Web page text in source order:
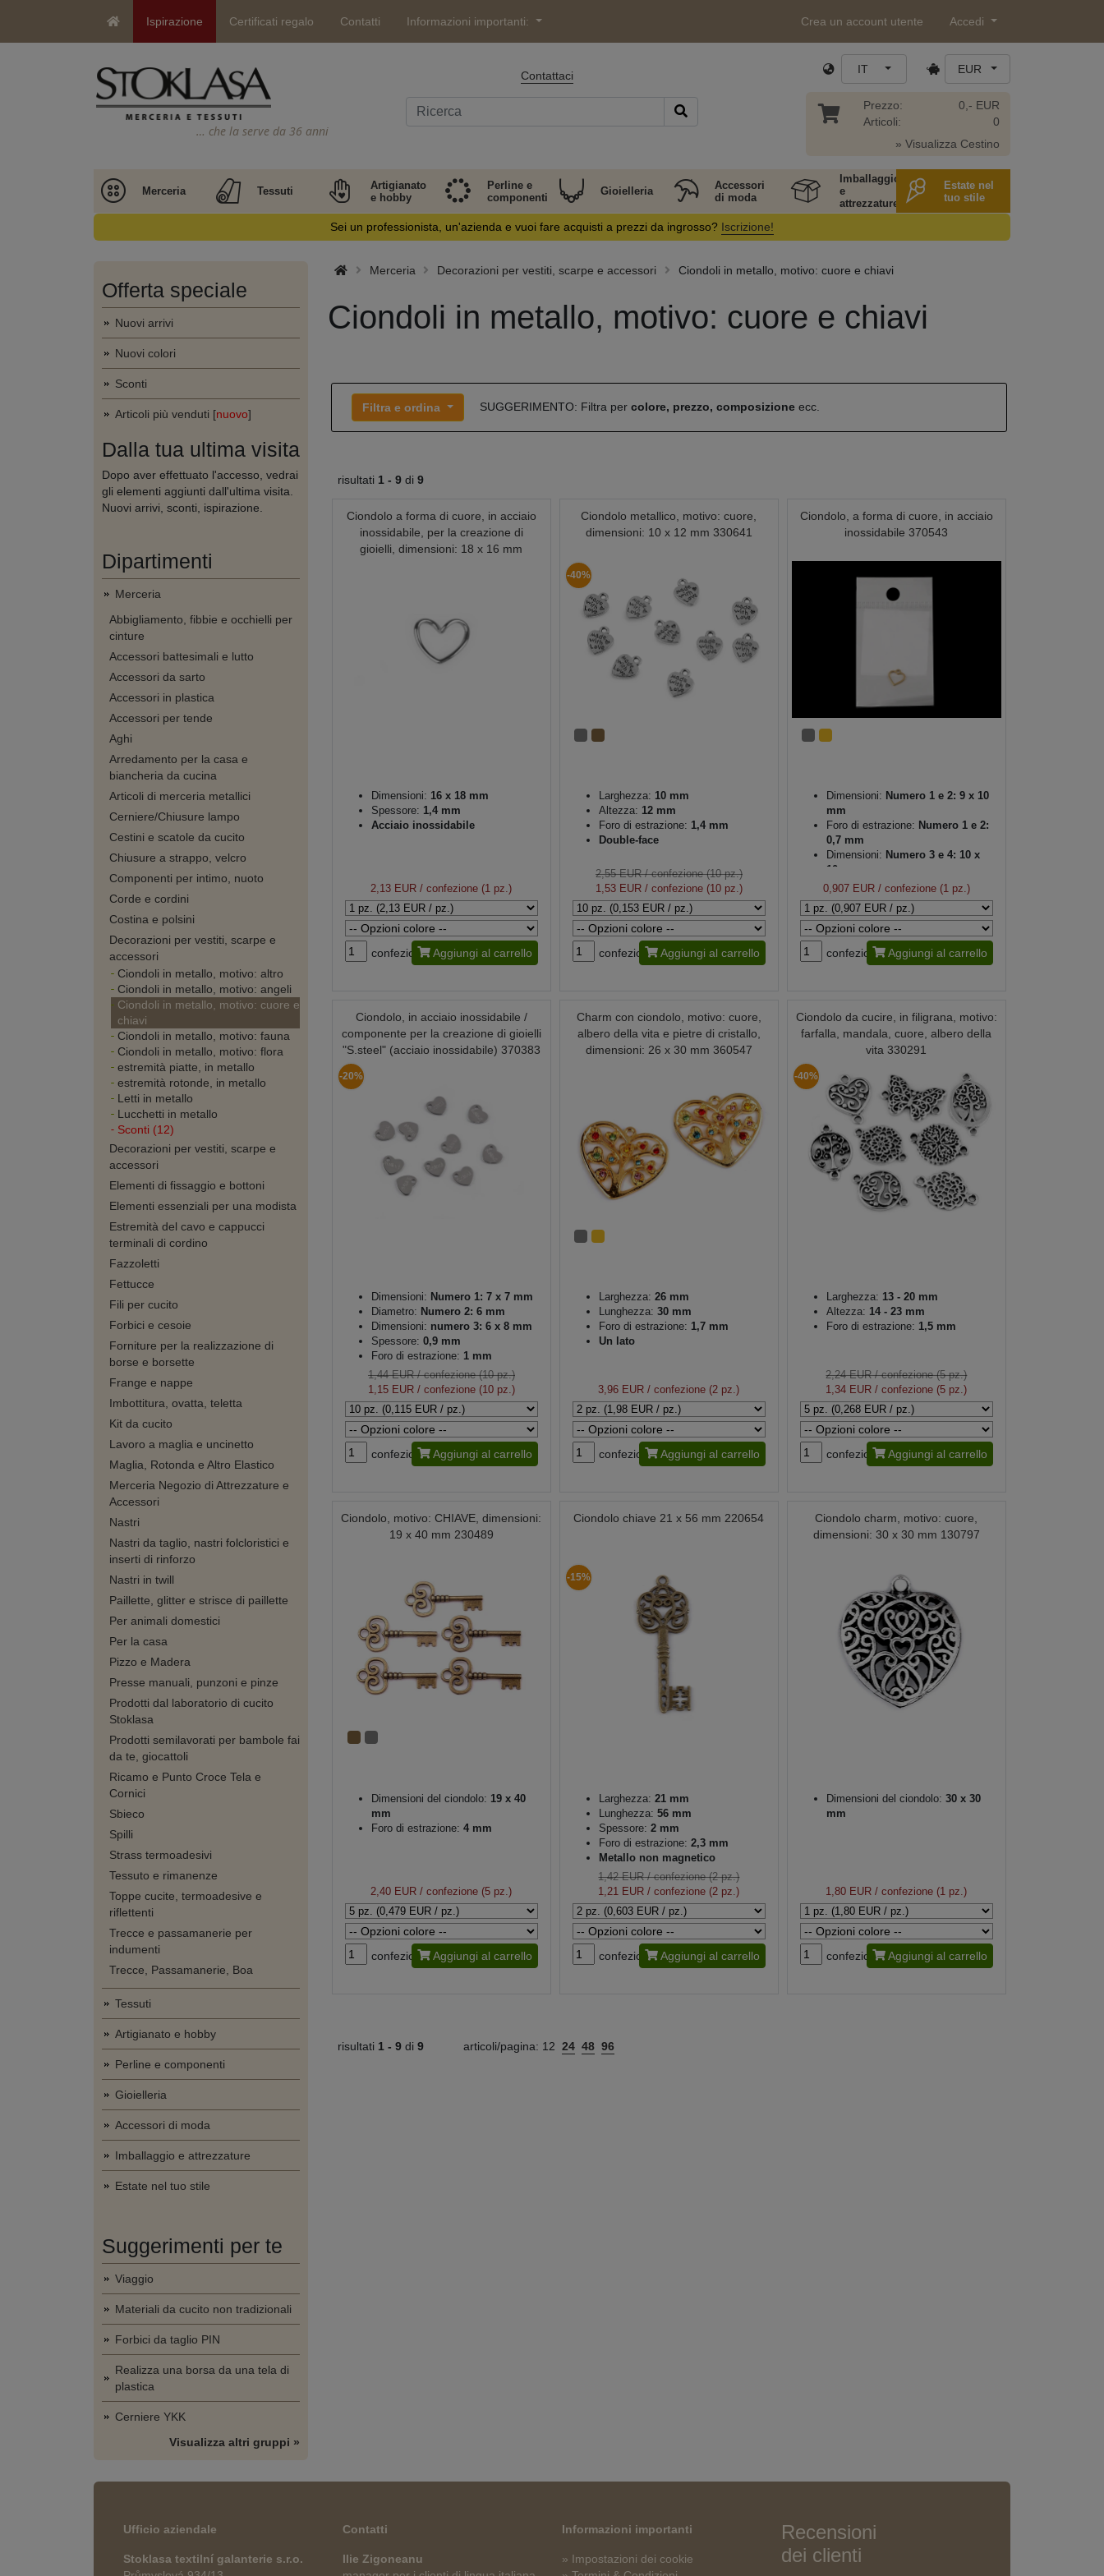
Ispirazione Certificati regalo Contatti Informazioni importanti: Crea un account utente Accedi
… che la serve da 36 anni
Contattaci IT EUR
Prezzo:
Articoli:
0,- EUR
0
» Visualizza Cestino
Merceria Tessuti
Artigianato
e hobby
Perline e
componenti
Gioielleria
Accessori
di moda
Imballaggio
e
attrezzature
Estate nel
tuo stile
Sei un professionista, un'azienda e vuoi fare acquisti a prezzi da ingrosso? Iscrizione!
Offerta speciale
Nuovi arrivi
Nuovi colori
Sconti
Articoli più venduti [nuovo]
Dalla tua ultima visita
Dopo aver effettuato l'accesso, vedrai
gli elementi aggiunti dall'ultima visita.
Nuovi arrivi, sconti, ispirazione.
Dipartimenti
Merceria
Abbigliamento, fibbie e occhielli per
cinture
Accessori battesimali e lutto
Accessori da sarto
Accessori in plastica
Accessori per tende
Aghi
Arredamento per la casa e
biancheria da cucina
Articoli di merceria metallici
Cerniere/Chiusure lampo
Cestini e scatole da cucito
Chiusure a strappo, velcro
Componenti per intimo, nuoto
Corde e cordini
Costina e polsini
Decorazioni per vestiti, scarpe e
accessori
Ciondoli in metallo, motivo: altro
Ciondoli in metallo, motivo: angeli
Ciondoli in metallo, motivo: cuore e
chiavi
Ciondoli in metallo, motivo: fauna
Ciondoli in metallo, motivo: flora
estremità piatte, in metallo
estremità rotonde, in metallo
Letti in metallo
Lucchetti in metallo
Sconti (12)
Decorazioni per vestiti, scarpe e
accessori
Elementi di fissaggio e bottoni
Elementi essenziali per una modista
Estremità del cavo e cappucci
terminali di cordino
Fazzoletti
Fettucce
Fili per cucito
Forbici e cesoie
Forniture per la realizzazione di
borse e borsette
Frange e nappe
Imbottitura, ovatta, teletta
Kit da cucito
Lavoro a maglia e uncinetto
Maglia, Rotonda e Altro Elastico
Merceria Negozio di Attrezzature e
Accessori
Nastri
Nastri da taglio, nastri folcloristici e
inserti di rinforzo
Nastri in twill
Paillette, glitter e strisce di paillette
Per animali domestici
Per la casa
Pizzo e Madera
Presse manuali, punzoni e pinze
Prodotti dal laboratorio di cucito
Stoklasa
Prodotti semilavorati per bambole fai
da te, giocattoli
Ricamo e Punto Croce Tela e
Cornici
Sbieco
Spilli
Strass termoadesivi
Tessuto e rimanenze
Toppe cucite, termoadesive e
riflettenti
Trecce e passamanerie per
indumenti
Trecce, Passamanerie, Boa
Tessuti
Artigianato e hobby
Perline e componenti
Gioielleria
Accessori di moda
Imballaggio e attrezzature
Estate nel tuo stile
Suggerimenti per te
Viaggio
Materiali da cucito non tradizionali
Forbici da taglio PIN
Realizza una borsa da una tela di
plastica
Cerniere YKK
Visualizza altri gruppi »
Merceria Decorazioni per vestiti, scarpe e accessori Ciondoli in metallo, motivo: cuore e chiavi
Ciondoli in metallo, motivo: cuore e chiavi
Filtra e ordina SUGGERIMENTO: Filtra per colore, prezzo, composizioneecc.
risultati 1 - 9 di 9
Ciondolo a forma di cuore, in acciaio
inossidabile, per la creazione di
gioielli, dimensioni: 18 x 16 mm
Dimensioni: 16 x 18 mm
Spessore: 1,4 mm
Acciaio inossidabile
2,13 EUR / confezione (1 pz.)
confezione Aggiungi al carrello
Ciondolo metallico, motivo: cuore,
dimensioni: 10 x 12 mm 330641
-40%
Larghezza: 10 mm
Altezza: 12 mm
Foro di estrazione: 1,4 mm
Double-face
2,55 EUR/ confezione (10 pz.)
1,53 EUR/ confezione (10 pz.)
confezione Aggiungi al carrello
Ciondolo, a forma di cuore, in acciaio
inossidabile 370543
Dimensioni: Numero 1 e 2: 9 x 10
mm
Foro di estrazione: Numero 1 e 2:
0,7 mm
Dimensioni: Numero 3 e 4: 10 x
10 mm
Foro di estrazione:Numero 3 e 4:
1,2 mm
Spessore:1 mm
0,907 EUR/ confezione (1 pz.)
confezione Aggiungi al carrello
Ciondolo, in acciaio inossidabile /
componente per la creazione di gioielli
"S.steel" (acciaio inossidabile) 370383
-20%
Dimensioni: Numero 1: 7 x 7 mm
Diametro: Numero 2: 6 mm
Dimensioni: numero 3: 6 x 8 mm
Spessore: 0,9 mm
Foro di estrazione: 1 mm
1,44 EUR/ confezione (10 pz.)
1,15 EUR/ confezione (10 pz.)
confezione Aggiungi al carrello
Charm con ciondolo, motivo: cuore,
albero della vita e pietre di cristallo,
dimensioni: 26 x 30 mm 360547
Larghezza: 26 mm
Lunghezza: 30 mm
Foro di estrazione: 1,7 mm
Un lato
3,96 EUR / confezione (2 pz.)
confezione Aggiungi al carrello
Ciondolo da cucire, in filigrana, motivo:
farfalla, mandala, cuore, albero della
vita 330291
-40%
Larghezza: 13 - 20 mm
Altezza: 14 - 23 mm
Foro di estrazione: 1,5 mm
2,24 EUR/ confezione (5 pz.)
1,34 EUR / confezione (5 pz.)
confezione Aggiungi al carrello
Ciondolo, motivo: CHIAVE, dimensioni:
19 x 40 mm 230489
Dimensioni del ciondolo: 19 x 40
mm
Foro di estrazione: 4 mm
2,40 EUR / confezione (5 pz.)
confezione Aggiungi al carrello
Ciondolo chiave 21 x 56 mm 220654
-15%
Larghezza: 21 mm
Lunghezza: 56 mm
Spessore: 2 mm
Foro di estrazione: 2,3 mm
Metallo non magnetico
1,42 EUR/ confezione (2 pz.)
1,21 EUR / confezione (2 pz.)
confezione Aggiungi al carrello
Ciondolo charm, motivo: cuore,
dimensioni: 30 x 30 mm 130797
Dimensioni del ciondolo: 30 x 30
mm
1,80 EUR / confezione (1 pz.)
confezione Aggiungi al carrello
risultati 1 - 9 di 9 articoli/pagina: 12 24 48 96
Ufficio aziendale
Stoklasa textilní galanterie s.r.o.
Contatti
Ilie Zigoneanu
Informazioni importanti
» Impostazioni dei cookie
Recensioni
dei clienti